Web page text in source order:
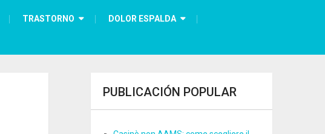
TRASTORNO DOLOR ESPALDA
PUBLICACIÓN POPULAR